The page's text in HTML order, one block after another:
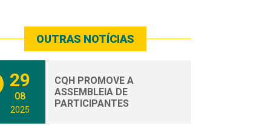
OUTRAS NOTÍCIAS
29
08
2025
CQH PROMOVE A
ASSEMBLEIA DE
PARTICIPANTES